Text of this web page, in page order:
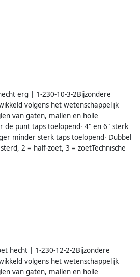
erg | 1-230-10-3-2Bijzondere
volgens het wetenschappelijk
van gaten, mallen en holle
de punt taps toelopend· 4" en 6" sterk
minder sterk taps toelopend· Dubbel
2 = half-zoet, 3 = zoetTechnische
hecht | 1-230-12-2-2Bijzondere
volgens het wetenschappelijk
van gaten, mallen en holle